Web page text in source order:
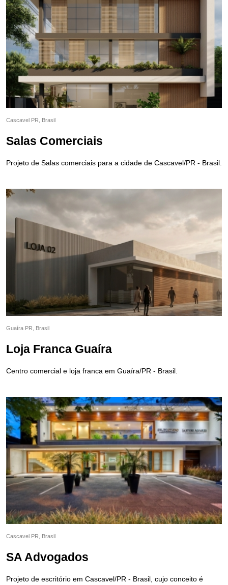
Cascavel PR, Brasil
Salas Comerciais
Projeto de Salas comerciais para a cidade de Cascavel/PR - Brasil.
Guaíra PR, Brasil
Loja Franca Guaíra
Centro comercial e loja franca em Guaíra/PR - Brasil.
Cascavel PR, Brasil
SA Advogados
Projeto de escritório em Cascavel/PR - Brasil, cujo conceito é